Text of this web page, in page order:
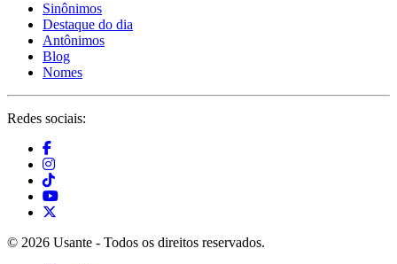
Sinônimos
Destaque do dia
Antônimos
Blog
Nomes
Redes sociais:
© 2026 Usante - Todos os direitos reservados.